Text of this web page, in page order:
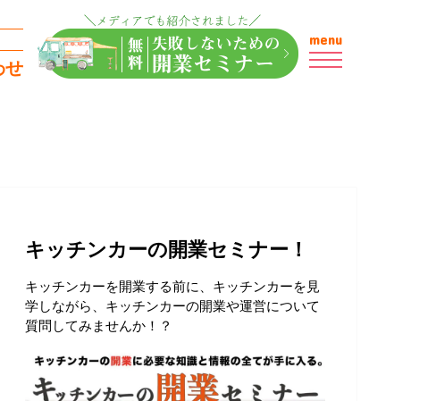
せ
menu
キッチンカーの開業セミナー！
キッチンカーを開業する前に、キッチンカーを見
学しながら、キッチンカーの開業や運営について
質問してみませんか！？